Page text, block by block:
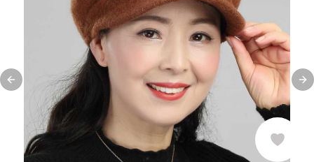
Previous slide